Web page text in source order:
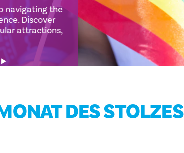
to navigating the
Discover
attractions,
DES STOLZES